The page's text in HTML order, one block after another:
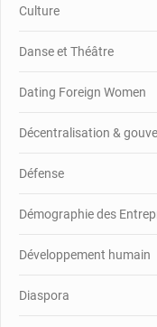
Culture
Danse et Théâtre
Dating Foreign Women
Décentralisation &
Défense
Démographie des
Développement humain
Diaspora